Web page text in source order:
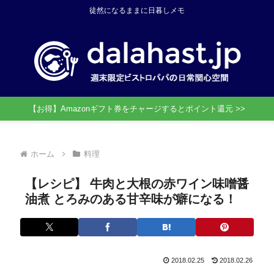
徒然になるままに日暮しメモ
【お得】Amazonギフト券をチャージするとポイント還元 >>
ホーム 料理
【レシピ】 牛肉と大根の赤ワイン味噌醤
油煮 とろみのある甘辛味が癖になる！
2018.02.25 2018.02.26